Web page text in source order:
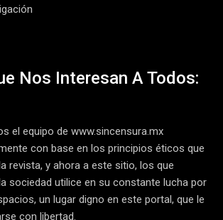
Nos Interesan A Todos:
el equipo de www.sincensura.mx
con base en los principios éticos que
revista, y ahora a este sitio, los que
sociedad utilice en su constante lucha por
un lugar digno en este portal, que le
con libertad.